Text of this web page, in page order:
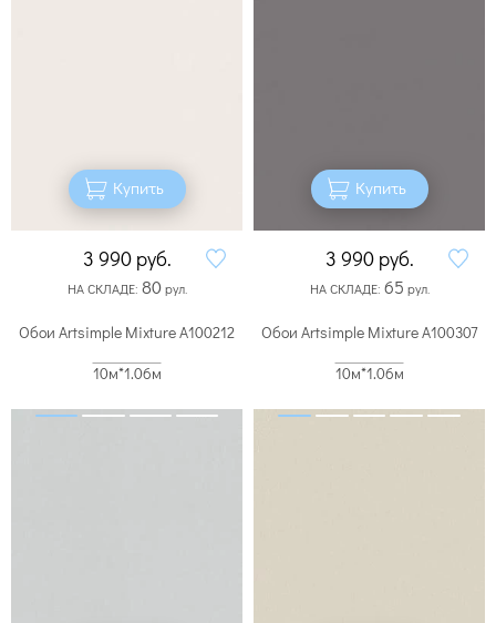
Купить
3 990 руб.
НА СКЛАДЕ: 80рул.
Купить
3 990 руб.
НА СКЛАДЕ: 65 рул.
Обои Artsimple Mixture A100212
10м*1.06м
Обои Artsimple Mixture A100307
10м*1.06м